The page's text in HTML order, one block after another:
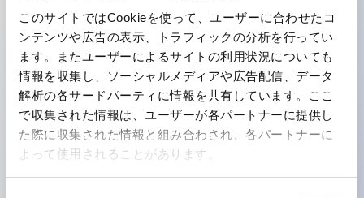
このサイトではCookieを使って、ユーザーに合わせたコ
ンテンツや広告の表示、トラフィックの分析を行ってい
ます。またユーザーによるサイトの利用状況についても
情報を収集し、ソーシャルメディアや広告配信、データ
解析の各サードパーティに情報を共有しています。ここ
で収集された情報は、ユーザーが各パートナーに提供し
た際に収集された情報と組み合わされ、各パートナーに
よって使用されることがあります。
主な特長
工作機械や産業機械を上下左右に頻繁に方向転換させると
きに、迅速・確実かつ自由自在にコントロールすることが
できます。
各方向のレバー動作は用途に合わせて組み合わせ自由